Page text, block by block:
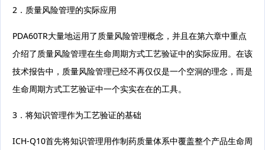
2．质量风险管理的实际应用
PDA60TR大量地运用了质量风险管理概念，并且在第六章中重点
介绍了质量风险管理在生命周期方式工艺验证中的实际应用。在该
技术报告中，质量风险管理已经不再仅仅是一个空洞的理念，而是
生命周期方式工艺验证中一个实实在在的工具。
3．将知识管理作为工艺验证的基础
ICH-Q10首先将知识管理用作制药质量体系中覆盖整个产品生命周